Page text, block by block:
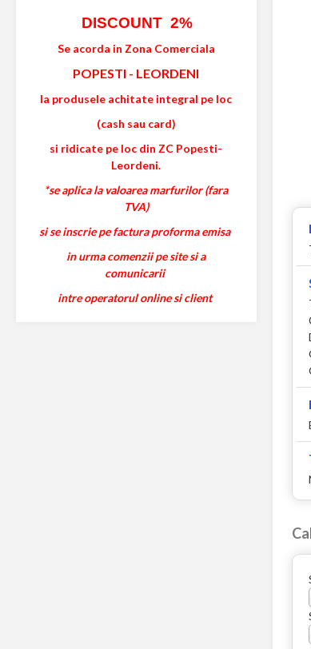
DISCOUNT 2%
Se acorda in Zona Comerciala
POPESTI - LEORDENI
la produsele achitate integral pe loc
(cash sau card)
si ridicate pe loc din ZC Popesti-
Leordeni.
*se aplica la valoarea marfurilor (fara
TVA)
si se inscrie pe factura proforma emisa
in urma comenzii pe site si a
comunicarii
intre operatorul online si client